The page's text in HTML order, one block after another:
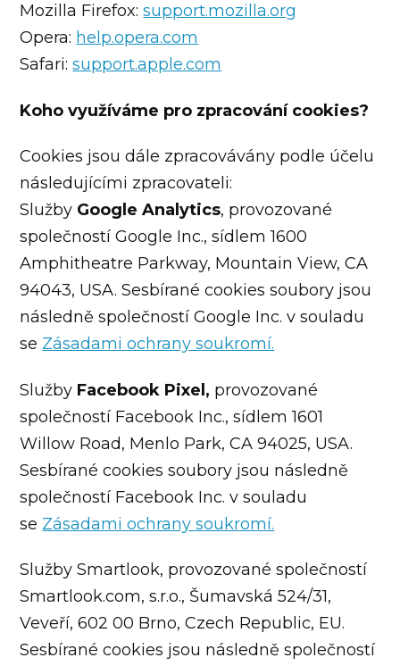
Mozilla Firefox:support.mozilla.org
Opera: help.opera.com
Safari:support.apple.com
Koho využíváme pro zpracování cookies?
Cookies jsou dále zpracovávány podle účelu
následujícími zpracovateli:
Služby Google Analytics, provozované
společností Google Inc., sídlem 1600
Amphitheatre Parkway, Mountain View, CA
94043, USA. Sesbírané cookies soubory jsou
následně společností Google Inc. v souladu
se Zásadami ochrany soukromí.
Služby Facebook Pixel, provozované
společností Facebook Inc., sídlem 1601
Willow Road, Menlo Park, CA 94025, USA.
Sesbírané cookies soubory jsou následně
společností Facebook Inc. v souladu
se Zásadami ochrany soukromí.
Služby Smartlook, provozované společností
Smartlook.com, s.r.o., Šumavská 524/31,
Veveří, 602 00 Brno, Czech Republic, EU.
Sesbírané cookies jsou následně společností